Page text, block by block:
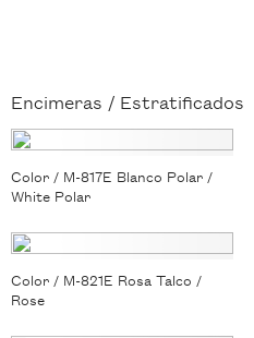
Encimeras / Estratificados
Color / M-817E Blanco Polar /
White Polar
Color / M-821E Rosa Talco /
Rose